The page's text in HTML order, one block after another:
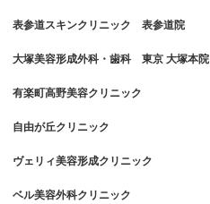
表参道スキンクリニック 表参道院
大塚美容形成外科・歯科 東京 大塚本院
有楽町高野美容クリニック
自由が丘クリニック
ヴェリィ美容形成クリニック
ベル美容外科クリニック